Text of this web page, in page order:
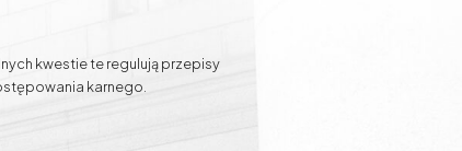
kwestie te regulują przepisy
karnego.